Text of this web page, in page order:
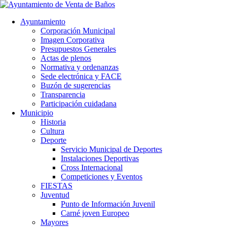
Ayuntamiento
Corporación Municipal
Imagen Corporativa
Presupuestos Generales
Actas de plenos
Normativa y ordenanzas
Sede electrónica y FACE
Buzón de sugerencias
Transparencia
Participación cuidadana
Municipio
Historia
Cultura
Deporte
Servicio Municipal de Deportes
Instalaciones Deportivas
Cross Internacional
Competiciones y Eventos
FIESTAS
Juventud
Punto de Información Juvenil
Carné joven Europeo
Mayores